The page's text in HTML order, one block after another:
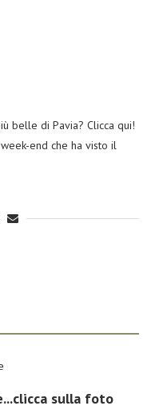
belle di Pavia? Clicca qui!
end che ha visto il
sulla foto